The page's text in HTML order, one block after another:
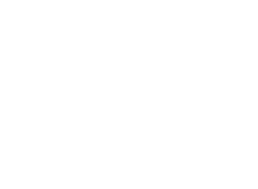
i mają zastosowanie
z usług